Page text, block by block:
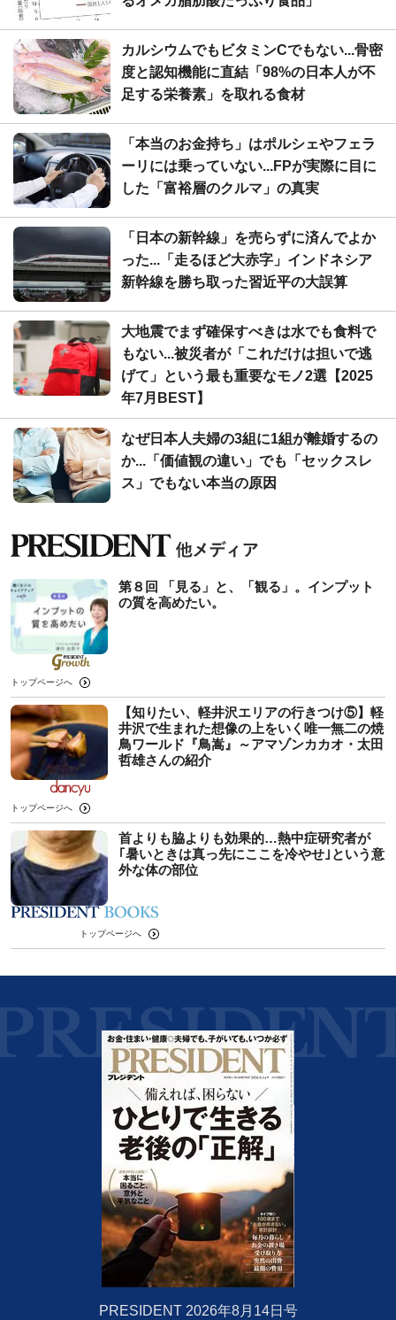
カルシウムでもビタミンCでもない...骨密
度と認知機能に直結「98%の日本人が不
足する栄養素」を取れる食材
「本当のお金持ち」はポルシェやフェラ
ーリには乗っていない...FPが実際に目に
した「富裕層のクルマ」の真実
「日本の新幹線」を売らずに済んでよか
った...「走るほど大赤字」インドネシア
新幹線を勝ち取った習近平の大誤算
大地震でまず確保すべきは水でも食料で
もない...被災者が「これだけは担いで逃
げて」という最も重要なモノ2選【2025
年7月BEST】
なぜ日本人夫婦の3組に1組が離婚するの
か...「価値観の違い」でも「セックスレ
ス」でもない本当の原因
第８回 「見る」と、「観る」。インプット
の質を高めたい。
トップページへ
【知りたい、軽井沢エリアの行きつけ⑤】軽
井沢で生まれた想像の上をいく唯一無二の焼
鳥ワールド『鳥嵩』～アマゾンカカオ・太田
哲雄さんの紹介
トップページへ
首よりも脇よりも効果的…熱中症研究者が
｢暑いときは真っ先にここを冷やせ｣という意
外な体の部位
トップページへ
PRESIDENT 2026年8月14日号